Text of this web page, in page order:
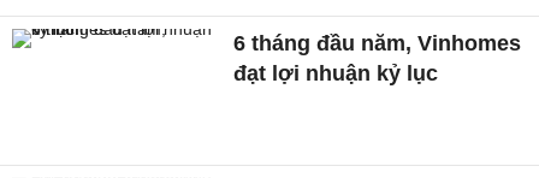
6 tháng đầu năm, Vinhomes
đạt lợi nhuận kỷ lục